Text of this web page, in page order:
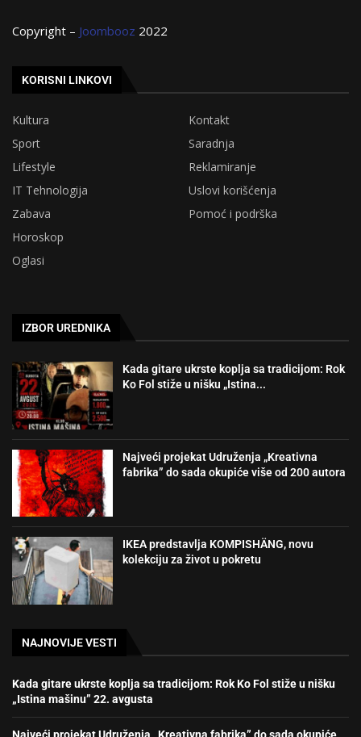
Copyright – Joombooz 2022
KORISNI LINKOVI
Kultura
Kontakt
Sport
Saradnja
Lifestyle
Reklamiranje
IT Tehnologija
Uslovi korišćenja
Zabava
Pomoć i podrška
Horoskop
Oglasi
IZBOR UREDNIKA
Kada gitare ukrste koplja sa tradicijom: Rok
Ko Fol stiže u nišku „Istina...
Najveći projekat Udruženja „Kreativna
fabrika” do sada okupiće više od 200 autora
IKEA predstavlja KOMPISHÄNG, novu
kolekciju za život u pokretu
NAJNOVIJE VESTI
Kada gitare ukrste koplja sa tradicijom: Rok Ko Fol stiže u nišku
„Istina mašinu” 22. avgusta